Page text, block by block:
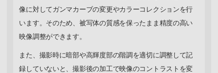
像に対してガンマカーブの変更やカラーコレクションを行
います。そのため、被写体の質感を保ったまま精度の高い
映像調整ができます。
また、撮影時に暗部や高輝度部の階調を適切に調整して記
録していないと、撮影後の加工で映像のコントラストを変